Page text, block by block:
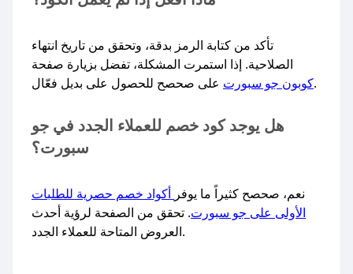
تأكد من كتابة الرمز بدقة، وتحقق من تاريخ انتهاء
الصلاحية. إذا استمرت المشكلة، تفضل بزيارة صفحة
كوبون جو سبورتعلى صحصح للحصول على بديل فعّال.
هل يوجد كود خصم للعملاء الجدد في جو
سبورت؟
نعم، صحصح كثيراً ما يوفر أكواد خصم حصرية للطلبات
الأولى على جو سبورت. تحقق من الصفحة لرؤية أحدث
العروض المتاحة للعملاء الجدد.